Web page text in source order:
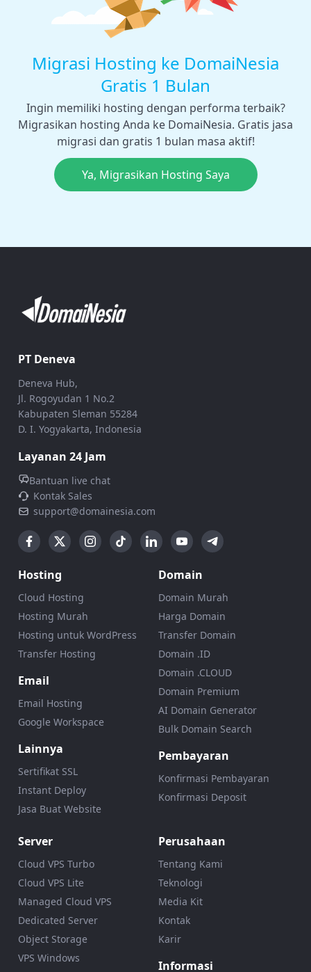
Migrasi Hosting ke DomaiNesia
Gratis 1 Bulan
Ingin memiliki hosting dengan performa terbaik?
Migrasikan hosting Anda ke DomaiNesia. Gratis jasa
migrasi dan gratis 1 bulan masa aktif!
Ya, Migrasikan Hosting Saya
PT Deneva
Deneva Hub,
Jl. Rogoyudan 1 No.2
Kabupaten Sleman 55284
D. I. Yogyakarta, Indonesia
Layanan 24 Jam
Bantuan live chat
Kontak Sales
support@domainesia.com
Hosting
Cloud Hosting
Hosting Murah
Hosting untuk WordPress
Transfer Hosting
Email
Email Hosting
Google Workspace
Lainnya
Sertifikat SSL
Instant Deploy
Jasa Buat Website
Domain
Domain Murah
Harga Domain
Transfer Domain
Domain .ID
Domain .CLOUD
Domain Premium
AI Domain Generator
Bulk Domain Search
Pembayaran
Konfirmasi Pembayaran
Konfirmasi Deposit
Server
Cloud VPS Turbo
Cloud VPS Lite
Managed Cloud VPS
Dedicated Server
Object Storage
VPS Windows
Perusahaan
Tentang Kami
Teknologi
Media Kit
Kontak
Karir
Informasi